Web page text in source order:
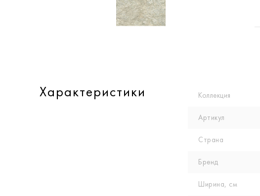
Характеристики Коллекция
Артикул
Страна
Бренд
Ширина, см